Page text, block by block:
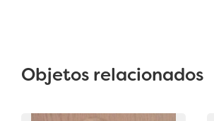
Objetos relacionados